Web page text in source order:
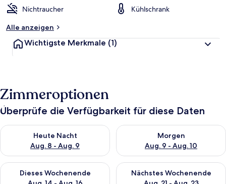
Nichtraucher
Kühlschrank
Alle anzeigen
Wichtigste Merkmale (1)
Zimmeroptionen
Überprüfe die Verfügbarkeit für diese Daten
Heute Nacht
Aug. 8 - Aug. 9
Überprüfe die Verfügbarkeit für heute Nacht, Aug. 8 - Aug. 9.
Morgen
Aug. 9 - Aug. 10
Überprüfe die Verfügbarkeit
Dieses Wochenende
Überprüfe die Verfügbarkeit für dieses Wochenende, Aug. 14
Nächstes Wochenende
Überprüfe die Verfügbarkeit